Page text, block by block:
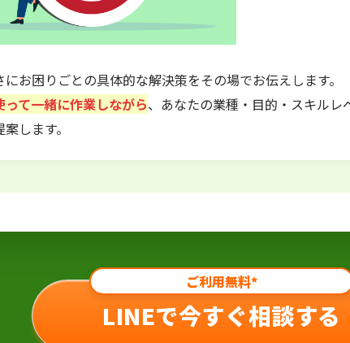
お困りごとの具体的な解決策をその場でお伝えします。
て一緒に作業しながら、あなたの業種・目的・スキルレ
します。
ご利用無料*
LINEで今すぐ相談する